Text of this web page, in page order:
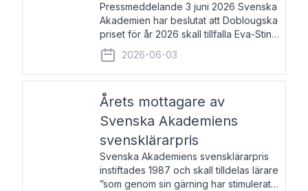
Pressmeddelande 3 juni 2026 Svenska
Akademien har beslutat att Doblougska
priset för år 2026 skall tillfalla Eva-Stina
Byggmästar, Magnus Dahlström, Matias
Faldbakken samt Espen Stueland.
Prisbeloppet är 200 000 svenska
2026-06-03
Årets mottagare av
Svenska Akademiens
svensklärarpris
Svenska Akademiens svensklärarpris
instiftades 1987 och skall tilldelas lärare
”som genom sin gärning har stimulerat